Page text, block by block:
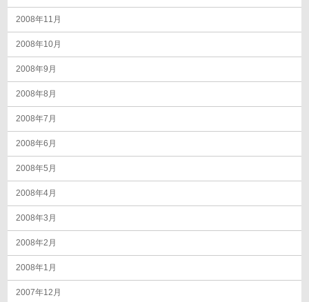
2008年11月
2008年10月
2008年9月
2008年8月
2008年7月
2008年6月
2008年5月
2008年4月
2008年3月
2008年2月
2008年1月
2007年12月